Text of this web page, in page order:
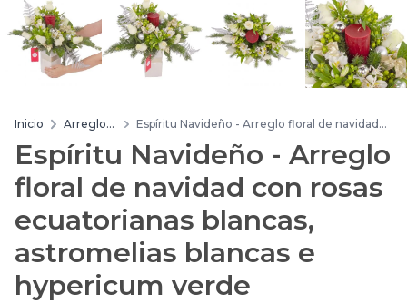
Inicio
Arreglos
Espíritu Navideño - Arreglo floral de navidad
blancas e hypericum verde
Espíritu Navideño - Arreglo
floral de navidad con rosas
ecuatorianas blancas,
astromelias blancas e
hypericum verde